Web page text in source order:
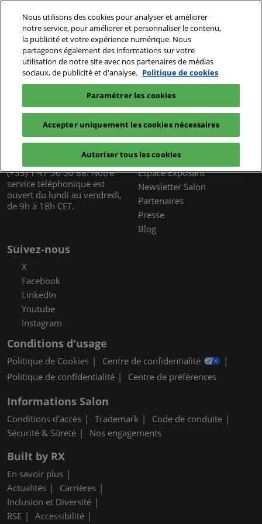
contenu
1 & 2 déc. 2026
Paris - Porte de Versailles - Pav. 1
Je réserve mon badge
Service Client
Formulaire de contact
(+33) 1 47 56 50 88. Notre
service téléphonique est
ouvert du lundi au vendredi,
de 9h à 18h CET.
Liens utiles
Infos Pratiques
Exposer
Espace Exposant
Newsletter Salon
Partenaires
Presse
Blog
Suivez-nous
X
Facebook
LinkedIn
Youtube
Instagram
Conditions d'usage
Politique de Cookies
Centre de confidentialité
Politique de confidentialité
Centre de préférences
Informations Salon
Conditions d'accès Trademark
Code de conduite
Sécurité & Sûreté
Nos engagements
Built by RX
En savoir plus
Actualités
Carrières
Inclusion et Diversité
RSE
Accessibilité
Nous utilisons des cookies pour analyser et améliorer
notre service, pour améliorer et personnaliser le contenu,
la publicité et votre expérience numérique. Nous
partageons également des informations sur votre
utilisation de notre site avec nos partenaires de médias
sociaux, de publicité et d'analyse. Politique de cookies
Paramétrer les cookies
Accepter uniquement les cookies nécessaires
Autoriser tous les cookies